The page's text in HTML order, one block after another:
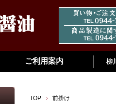
ご利用案内 柳
TOP 前掛け